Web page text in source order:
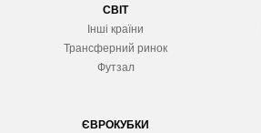
СВІТ
Інші країни
Трансферний ринок
Футзал
ЄВРОКУБКИ